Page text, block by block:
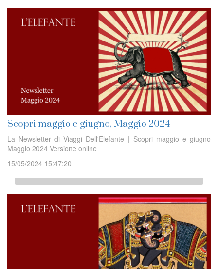
Scopri maggio e giugno, Maggio 2024
La Newsletter di Viaggi Dell'Elefante | Scopri maggio e giugno
Maggio 2024 Versione online
15/05/2024 15:47:20